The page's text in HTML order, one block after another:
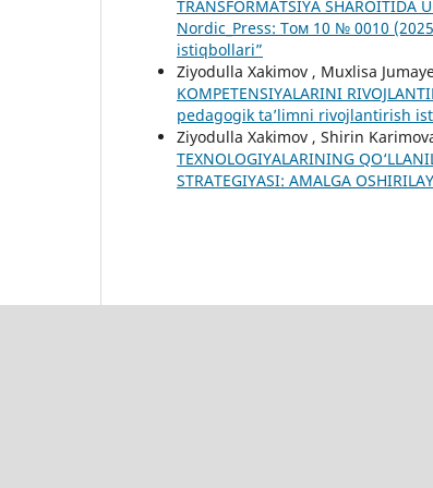
TRANSFORMATSIYA
Nordic_Press: Том 10 № 0010
istiqbollari”
Ziyodulla Xakimov , Muxlisa
KOMPETENSIYALARINI
pedagogik ta’limni rivojlantirish
Ziyodulla Xakimov , Shirin
TEXNOLOGIYALARINING
STRATEGIYASI: AMALGA